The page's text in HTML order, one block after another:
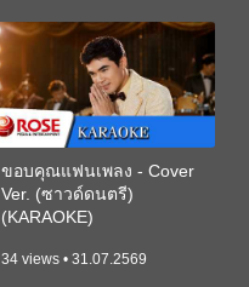
ขอบคุณแฟนเพลง - Cover
Ver. (ซาวด์ดนตรี)
(KARAOKE)
34 views • 31.07.2569